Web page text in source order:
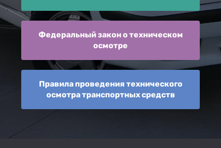
Федеральный закон о техническом
осмотре
Правила проведения технического
осмотра транспортных средств